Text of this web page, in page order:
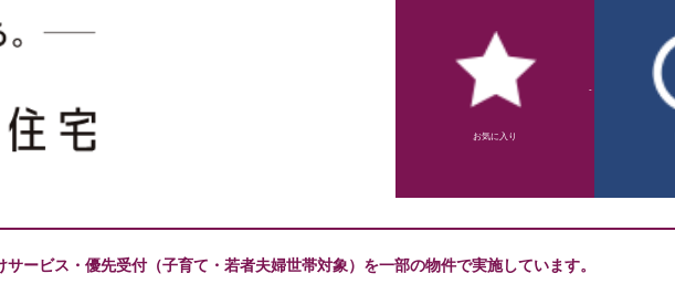
お気に入り
-
サービス・優先受付（子育て・若者夫婦世帯対象）を一部の物件で実施しています。